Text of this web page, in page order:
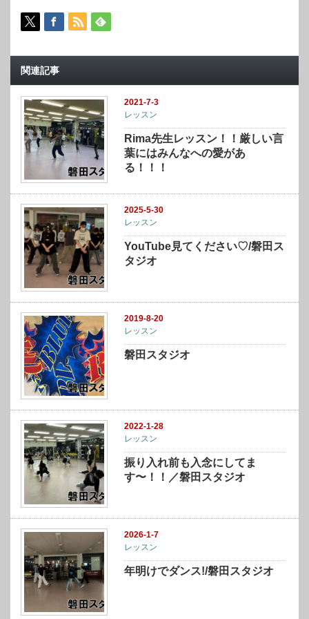
関連記事
2021-7-3
レッスン
Rima先生レッスン！！厳しい言
葉にはみんなへの愛があ
る！！！
2025-5-30
レッスン
YouTube見てください♡/磐田ス
タジオ
2019-8-20
レッスン
磐田スタジオ
2022-1-28
レッスン
振り入れ前も入念にしてま
す〜！！／磐田スタジオ
2026-1-7
レッスン
年明けでダンス!/磐田スタジオ